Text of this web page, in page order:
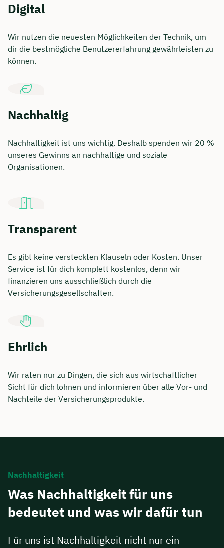
Digital
Wir nutzen die neuesten Möglichkeiten der Technik, um
dir die bestmögliche Benutzererfahrung gewährleisten zu
können.
Nachhaltig
Nachhaltigkeit ist uns wichtig. Deshalb spenden wir 20 %
unseres Gewinns an nachhaltige und soziale
Organisationen.
Transparent
Es gibt keine versteckten Klauseln oder Kosten. Unser
Service ist für dich komplett kostenlos, denn wir
finanzieren uns ausschließlich durch die
Versicherungsgesellschaften.
Ehrlich
Wir raten nur zu Dingen, die sich aus wirtschaftlicher
Sicht für dich lohnen und informieren über alle Vor- und
Nachteile der Versicherungsprodukte.
Nachhaltigkeit
Was Nachhaltigkeit für uns
bedeutet und was wir dafür tun
Für uns ist Nachhaltigkeit nicht nur ein